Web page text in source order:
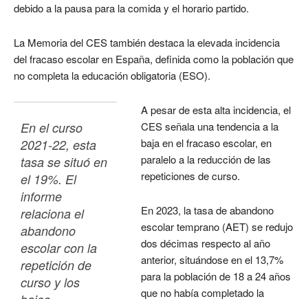
debido a la pausa para la comida y el horario partido.
La Memoria del CES también destaca la elevada incidencia
del fracaso escolar en España, definida como la población que
no completa la educación obligatoria (ESO).
En el curso
2021-22, esta
tasa se situó en
el 19%. El
informe
relaciona el
abandono
escolar con la
repetición de
curso y los
A pesar de esta alta incidencia, el
CES señala una tendencia a la
baja en el fracaso escolar, en
paralelo a la reducción de las
repeticiones de curso.
En 2023, la tasa de abandono
escolar temprano (AET) se redujo
dos décimas respecto al año
anterior, situándose en el 13,7%
para la población de 18 a 24 años
que no había completado la